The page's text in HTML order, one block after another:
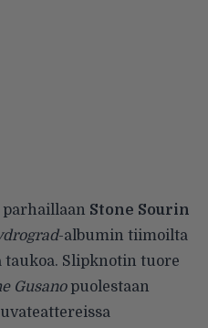
parhaillaan Stone Sourin
-albumin tiimoilta
taukoa. Slipknotin tuore
Gusanopuolestaan